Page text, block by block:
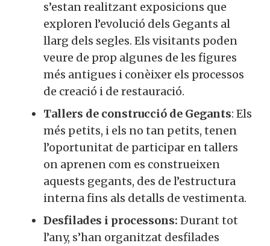
s’estan realitzant exposicions que
exploren l’evolució dels Gegants al
llarg dels segles. Els visitants poden
veure de prop algunes de les figures
més antigues i conèixer els processos
de creació i de restauració.
Tallers de construcció de Gegants: Els
més petits, i els no tan petits, tenen
l’oportunitat de participar en tallers
on aprenen com es construeixen
aquests gegants, des de l’estructura
interna fins als detalls de vestimenta.
Desfilades i processons: Durant tot
l’any, s’han organitzat desfilades